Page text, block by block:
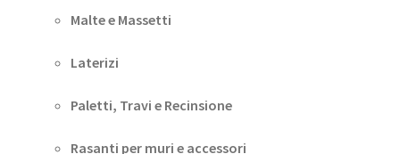
Malte e Massetti
Laterizi
Paletti, Travi e Recinsione
Rasanti per muri e accessori